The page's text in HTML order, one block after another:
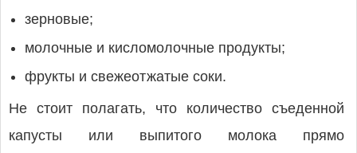
зерновые;
молочные и кисломолочные продукты;
фрукты и свежеотжатые соки.
Не стоит полагать, что количество съеденной
капусты или выпитого молока прямо